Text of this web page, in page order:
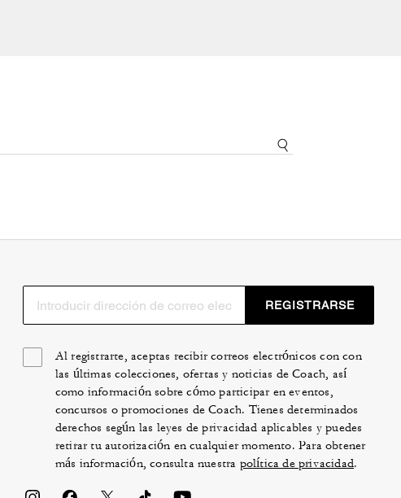
REGISTRARSE
Al registrarte, aceptas recibir correos electrónicos con con
las últimas colecciones, ofertas y noticias de Coach, así
como información sobre cómo participar en eventos,
concursos o promociones de Coach. Tienes determinados
derechos según las leyes de privacidad aplicables y puedes
retirar tu autorización en cualquier momento. Para obtener
más información, consulta nuestra política de privacidad.